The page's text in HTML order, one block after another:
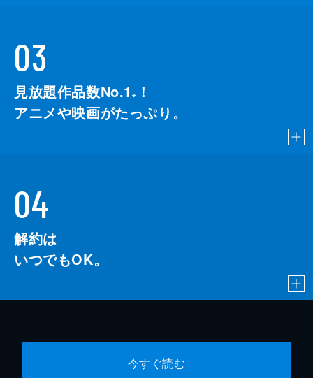
03
見放題作品数No.1 ※
！
アニメや映画がたっぷり。
04
解約は
いつでもOK。
今すぐ読む